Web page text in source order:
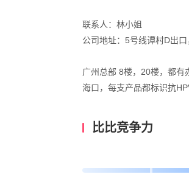
联系人：林小姐
公司地址：5号线谭村D出
广州总部 8楼，20楼，都
海口，每支产品都标识抗
比比竞争力